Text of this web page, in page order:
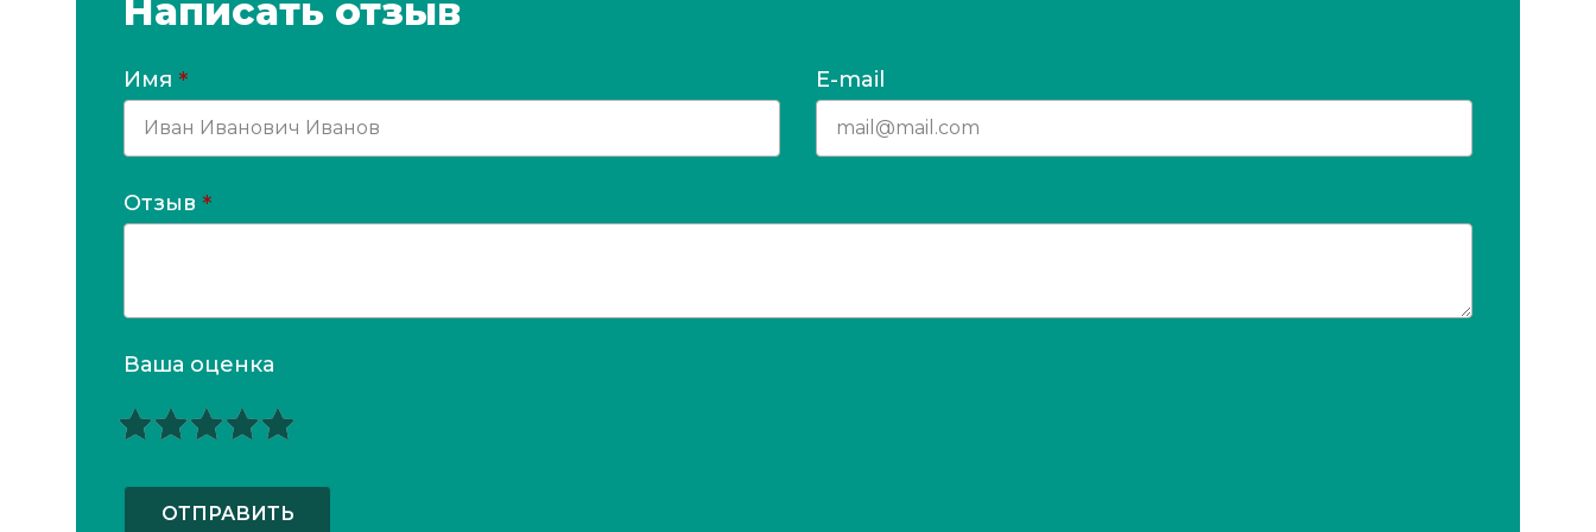
Написать отзыв
Имя * E-mail
Отзыв *
Ваша оценка
ОТПРАВИТЬ